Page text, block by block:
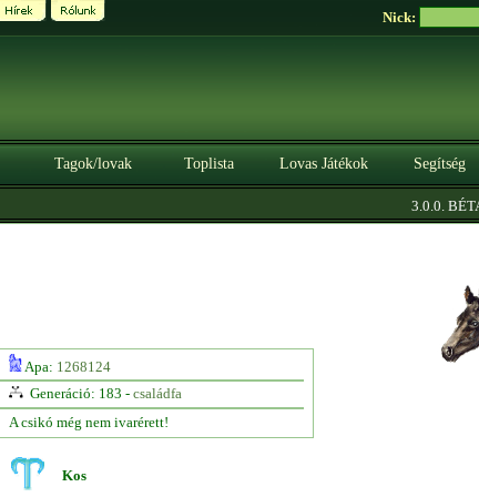
Nick:
Tagok/lovak Toplista Lovas Játékok Segítség
3.0.0. BÉTA|
Apa: 1268124
Generáció: 183 - családfa
A csikó még nem ivarérett!
Kos